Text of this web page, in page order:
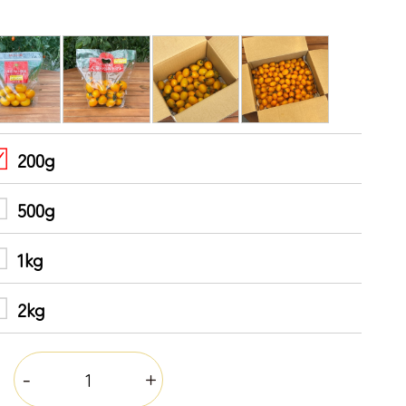
200g
500g
1kg
2kg